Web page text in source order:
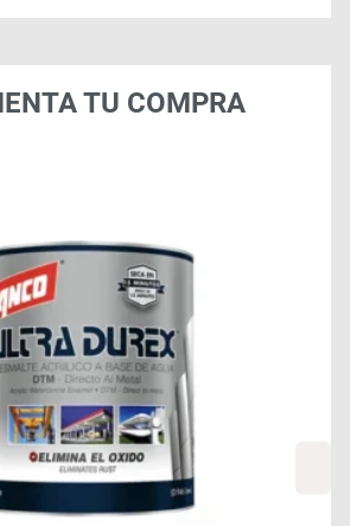
TU COMPRA